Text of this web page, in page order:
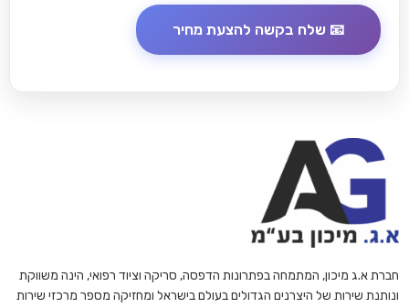
חברת א.ג מיכון, המתמחה בפתרונות הדפסה, סריקה וציוד רפואי, הינה משווקת
ונותנת שירות של היצרנים הגדולים בעולם בישראל ומחזיקה מספר מרכזי שירות